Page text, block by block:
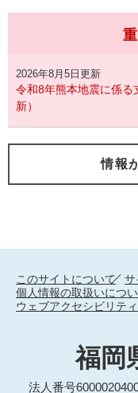
2026年8月5日更新
令和8年熊本地震に係る
新）
情報
このサイトについて
サ
個人情報の取扱いにつ
ウェブアクセシビリティ
福岡
法人番号